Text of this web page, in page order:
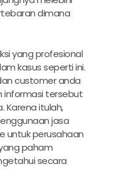
dimana
yang profesional
kasus seperti ini.
customer anda
informasi tersebut
Karena itulah,
jasa
untuk perusahaan
paham
secara